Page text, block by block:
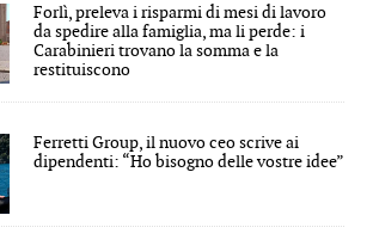
Forlì, preleva i risparmi di mesi di lavoro
da spedire alla famiglia, ma li perde: i
Carabinieri trovano la somma e la
restituiscono
Ferretti Group, il nuovo ceo scrive ai
dipendenti: “Ho bisogno delle vostre idee”